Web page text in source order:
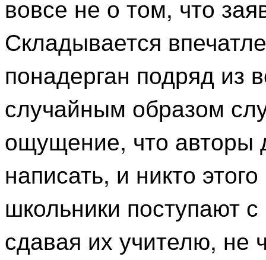
вовсе не о том, что
Складывается
понадерган подряд из
случайным образом
ощущение, что авторы
написать, и никто
школьники поступают
сдавая их учителю, не